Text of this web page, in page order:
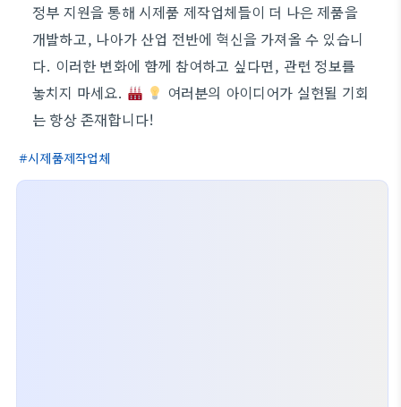
정부 지원을 통해 시제품 제작업체들이 더 나은 제품을
개발하고, 나아가 산업 전반에 혁신을 가져올 수 있습니
다. 이러한 변화에 함께 참여하고 싶다면, 관련 정보를
놓치지 마세요.
여러분의 아이디어가 실현될 기회
는 항상 존재합니다!
시제품제작업체